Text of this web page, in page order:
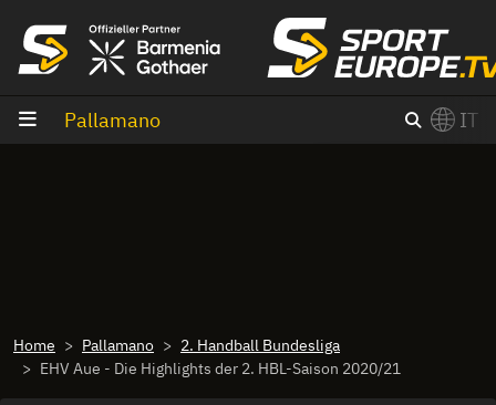
Pallamano IT
Home Pallamano
2. Handball Bundesliga
EHV Aue - Die Highlights der 2. HBL-Saison 2020/21